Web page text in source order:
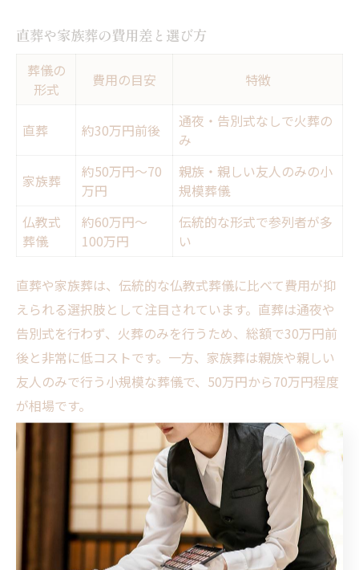
直葬や家族葬の費用差と選び方
葬儀の
形式
費用の目安 特徴
直葬 約30万円前後
通夜・告別式なしで火葬の
み
家族葬
約50万円〜70
万円
親族・親しい友人のみの小
規模葬儀
仏教式
葬儀
約60万円〜
100万円
伝統的な形式で参列者が多
い
直葬や家族葬は、伝統的な仏教式葬儀に比べて費用が抑
えられる選択肢として注目されています。直葬は通夜や
告別式を行わず、火葬のみを行うため、総額で30万円前
後と非常に低コストです。一方、家族葬は親族や親しい
友人のみで行う小規模な葬儀で、50万円から70万円程度
が相場です。
選び方のポイントは、参列者の規模や故人の意向、ご遺
族の負担感にあります。東花堂では、それぞれの形式の
メリット・デメリットを丁寧に説明し、ご家族が納得の
いく形で葬儀を進められるようサポートしています。経
済的な面だけでなく、精神的な安心感も重視した選択が
重要です。